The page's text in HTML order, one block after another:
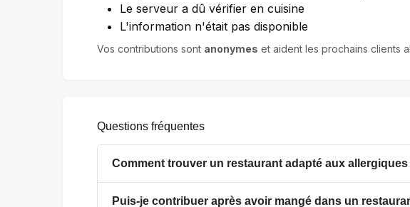
Le serveur a dû vérifier en cuisine
L'information n'était pas disponible
Vos contributions sont anonymes et aident les prochains clients
Questions fréquentes
Comment trouver un restaurant adapté aux allergiques
Puis-je contribuer après avoir mangé dans un